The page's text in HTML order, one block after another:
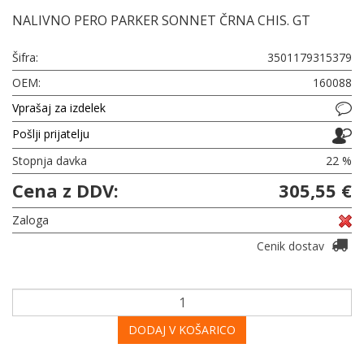
NALIVNO PERO PARKER SONNET ČRNA CHIS. GT
Šifra:
3501179315379
OEM:
160088
Vprašaj za izdelek
Pošlji prijatelju
Stopnja davka
22 %
Cena z DDV: 305,55 €
Zaloga
Cenik dostav
DODAJ V KOŠARICO